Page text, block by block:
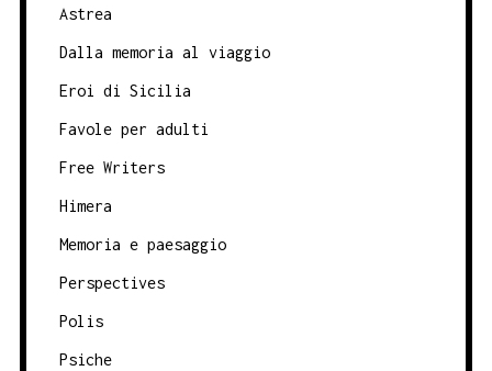
Astrea
Dalla memoria al viaggio
Eroi di Sicilia
Favole per adulti
Free Writers
Himera
Memoria e paesaggio
Perspectives
Polis
Psiche